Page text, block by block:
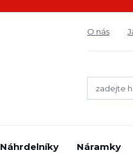
O nás
Náhrdelníky Náramky